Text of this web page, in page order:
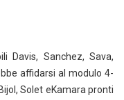
Davis, Sanchez, Sava,
affidarsi al modulo 4-
Solet eKamara pronti